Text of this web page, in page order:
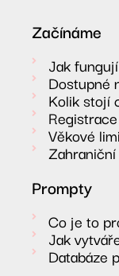
Začínáme
Jak
Dostupné
Kolik stojí
Věkové
Prompty
Co je to
Jak
Databáze